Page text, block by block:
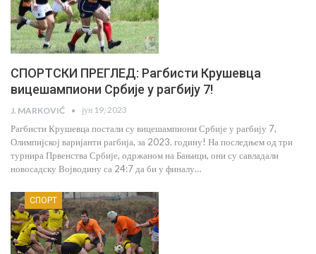
СПОРТСКИ ПРЕГЛЕД: Рагбисти Крушевца
вицешампиони Србије у рагбију 7!
J. MARKOVIĆ јун 19, 2023
Рагбисти Крушевца постали су вицешампиони Србије у рагбију 7,
Олимпијској варијанти рагбија, за 2023. годину! На последњем од три
турнира Првенства Србије, одржаном на Бањици, они су савладали
новосадску Војводину са 24:7 да би у финалу…
СПОРТ